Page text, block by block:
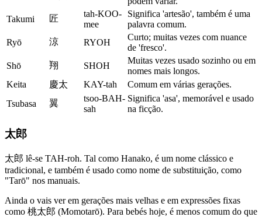
Takumi
匠
tah-KOO-
mee
Significa 'artesão', também é uma
palavra comum.
Ryō
涼 RYOH
Curto; muitas vezes com nuance
de 'fresco'.
Shō
翔 SHOH
Muitas vezes usado sozinho ou em
nomes mais longos.
Keita
慶太 KAY-tah
Comum em várias gerações.
Tsubasa
翼
tsoo-BAH-
sah
Significa 'asa', memorável e usado
na ficção.
太郎
太郎 lê-se TAH-roh. Tal como Hanako, é um nome clássico e
tradicional, e também é usado como nome de substituição, como
"Tarō" nos manuais.
Ainda o vais ver em gerações mais velhas e em expressões fixas
como 桃太郎 (Momotarō). Para bebés hoje, é menos comum do que